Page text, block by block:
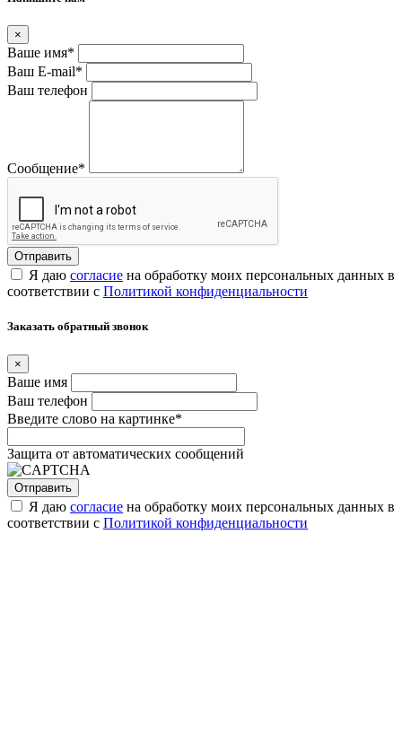
×
Ваше имя*
Ваш E-mail*
Ваш телефон
Сообщение*
Я даю согласие на обработку моих персональных данных в
соответствии с Политикой конфиденциальности
Заказать обратный звонок
×
Ваше имя
Ваш телефон
Введите слово на картинке*
Защита от автоматических сообщений
Я даю согласие на обработку моих персональных данных в
соответствии с Политикой конфиденциальности